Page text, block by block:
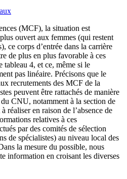
(MCF), la situation est
ouvert aux femmes (qui restent
ce corps d’entrée dans la carrière
de plus en plus favorable à ces
4, et ce, même si le
pas linéaire. Précisons que le
recrutements des MCF de la
peuvent être rattachés de manière
CNU, notamment à la section de
réaliser en raison de l’absence de
relatives à ces
par des comités de sélection
de spécialistes) au niveau local des
la mesure du possible, nous
information en croisant les diverses